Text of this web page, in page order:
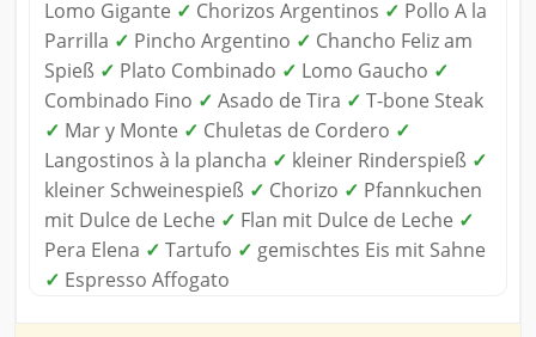
Lomo Gigante ✓ Chorizos Argentinos ✓ Pollo A la
Parrilla ✓ Pincho Argentino ✓ Chancho Feliz am
Spieß ✓ Plato Combinado ✓ Lomo Gaucho ✓
Combinado Fino ✓ Asado de Tira ✓ T-bone Steak
✓ Mar y Monte ✓ Chuletas de Cordero ✓
Langostinos à la plancha ✓ kleiner Rinderspieß ✓
kleiner Schweinespieß ✓ Chorizo ✓ Pfannkuchen
mit Dulce de Leche ✓ Flan mit Dulce de Leche ✓
Pera Elena ✓ Tartufo ✓ gemischtes Eis mit Sahne
✓ Espresso Affogato